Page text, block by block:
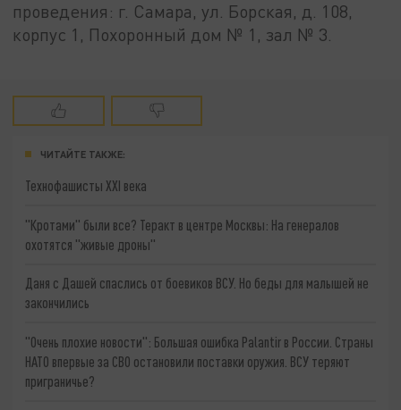
проведения: г. Самара, ул. Борская, д. 108,
корпус 1, Похоронный дом № 1, зал № 3.
ЧИТАЙТЕ ТАКЖЕ:
Технофашисты XXI века
"Кротами" были все? Теракт в центре Москвы: На генералов
охотятся "живые дроны"
Даня с Дашей спаслись от боевиков ВСУ. Но беды для малышей не
закончились
"Очень плохие новости": Большая ошибка Palantir в России. Страны
НАТО впервые за СВО остановили поставки оружия. ВСУ теряют
приграничье?